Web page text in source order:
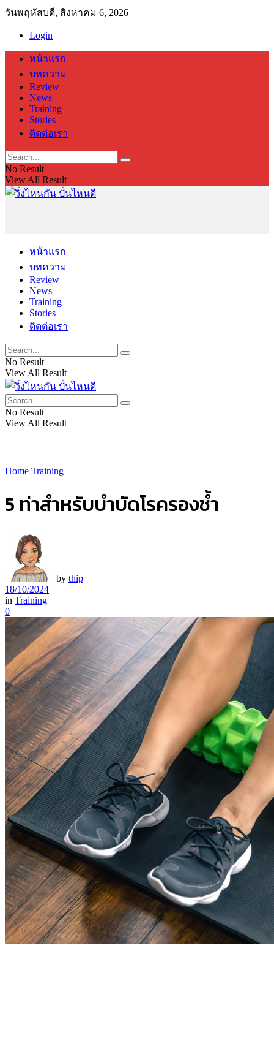
วันพฤหัสบดี, สิงหาคม 6, 2026
Login
หน้าแรก
บทความ
Review
News
Training
Stories
ติดต่อเรา
No Result
View All Result
หน้าแรก
บทความ
Review
News
Training
Stories
ติดต่อเรา
No Result
View All Result
No Result
View All Result
Home Training
5 ท่าสำหรับบำบัดโรครองช้ำ
by thip
18/10/2024
in Training
0